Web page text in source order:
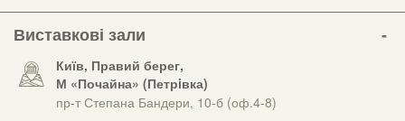
Виставкові зали
Київ, Правий берег,
М «Почайна» (Петрiвка)
пр-т Степана Бандери, 10-б (оф.4-8)